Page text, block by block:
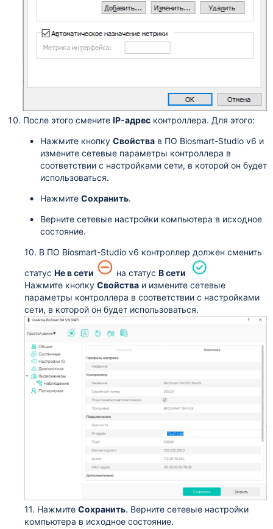
После этого смените IP-адрес контроллера. Для этого:
Нажмите кнопку Свойствав ПО Biosmart-Studio v6 и
измените сетевые параметры контроллера в
соответствии с настройками сети, в которой он будет
использоваться.
Нажмите Сохранить.
Верните сетевые настройки компьютера в исходное
состояние.
10. В ПО Biosmart-Studio v6 контроллер должен сменить
статус Не в сети на статус В сети
Нажмите кнопку Свойстваи измените сетевые
параметры контроллера в соответствии с настройками
сети, в которой он будет использоваться.
11. Нажмите Сохранить. Верните сетевые настройки
компьютера в исходное состояние.